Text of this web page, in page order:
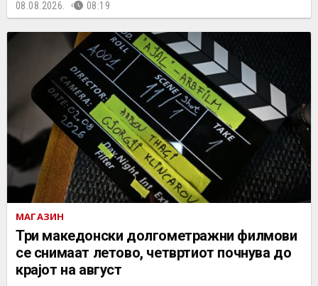
08.08.2026. 08:19
МАГАЗИН
Три македонски долгометражни филмови
се снимаат летово, четвртиот почнува до
крајот на август